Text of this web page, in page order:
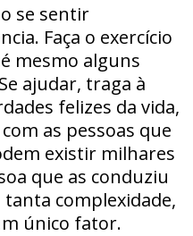
se sentir
Faça o exercício
mesmo alguns
ajudar, traga à
felizes da vida,
as pessoas que
existir milhares
que as conduziu
complexidade,
único fator.